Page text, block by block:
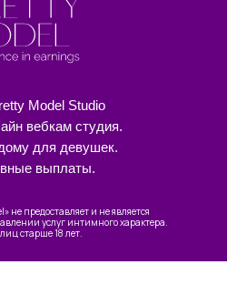
не предоставляет и не является
услуг интимного характера.
старше 18 лет.
Model Studio
вебкам студия.
для девушек.
выплаты.